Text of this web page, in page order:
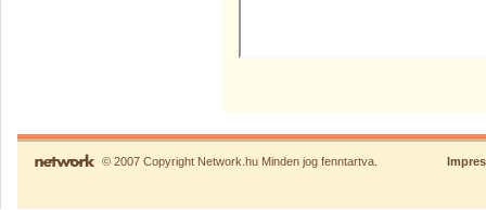
© 2007 Copyright Network.hu Minden jog fenntartva.